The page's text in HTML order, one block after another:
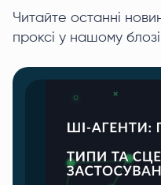
Читайте останні
проксі у нашому